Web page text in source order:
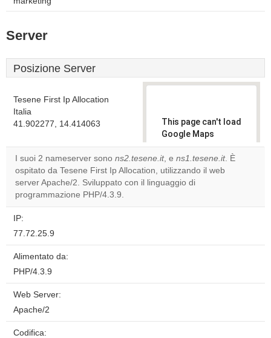
Server
Posizione Server
Tesene First Ip Allocation
Italia
41.902277, 14.414063
This page can't load
Google Maps
correctly.
Do you
own this
I suoi 2 nameserver sono ns2.tesene.it, e ns1.tesene.it. È
ospitato da Tesene First Ip Allocation, utilizzando il web
server Apache/2. Sviluppato con il linguaggio di
programmazione PHP/4.3.9.
IP:
77.72.25.9
Alimentato da:
PHP/4.3.9
Web Server:
Apache/2
Codifica: